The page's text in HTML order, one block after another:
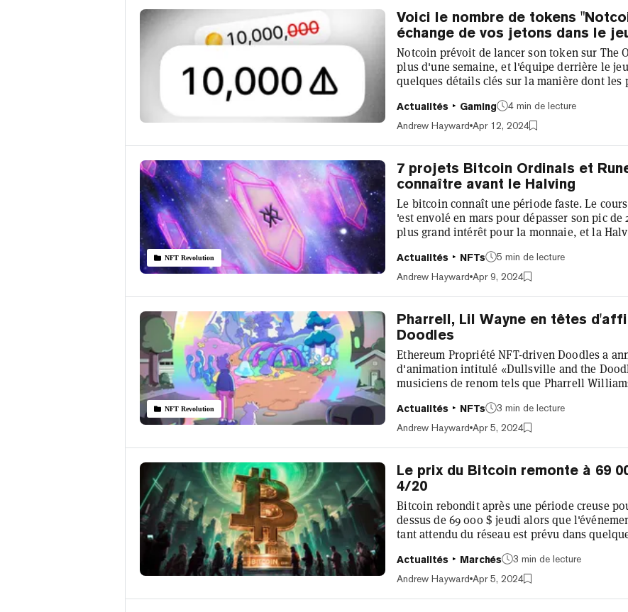
Voici le nombre de tokens
échange de vos jetons dans le
Notcoin prévoit de lancer son token sur The
plus d'une semaine, et l'équipe derrière le
quelques détails clés sur la manière dont les
trillions de pièces en jeu en tapotant leurs
énorme rendrait sûrement le trading de
Actualités Gaming
4 min de lecture
Andrew Hayward Apr 12, 2024
NFT Revolution
7 projets Bitcoin Ordinals et
connaître avant le Halving
Le bitcoin connaît une période faste. Le
'est envolé en mars pour dépasser son pic
plus grand intérêt pour la monnaie, et la
que les Ordinals Bitcoin aient le vent en
type NFT s'emparant du marché et
Actualités NFTs
5 min de lecture
Andrew Hayward Apr 9, 2024
NFT Revolution
Pharrell, Lil Wayne en têtes
Doodles
Ethereum Propriété NFT-driven Doodles a
d'animation intitulé «Dullsville and the
musiciens de renom tels que Pharrell
le studio d'animation vétéran acquis par
par le co-fondateur et illustrateur de Doodles,
Actualités NFTs
3 min de lecture
Andrew Hayward Apr 5, 2024
Le prix du Bitcoin remonte à 69
4/20
Bitcoin rebondit après une période creuse
dessus de 69 000 $ jeudi alors que
tant attendu du réseau est prévu dans
69 139 $, inversant une tendance de trois
cryptomonnaie (par capitalisation boursière)
Actualités Marchés
3 min de lecture
Andrew Hayward Apr 5, 2024